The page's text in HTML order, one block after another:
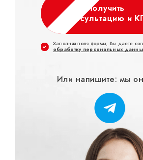
Получить
консультацию и
Заполняя поля формы, Вы даете
обработку персональных
Или напишите: мы